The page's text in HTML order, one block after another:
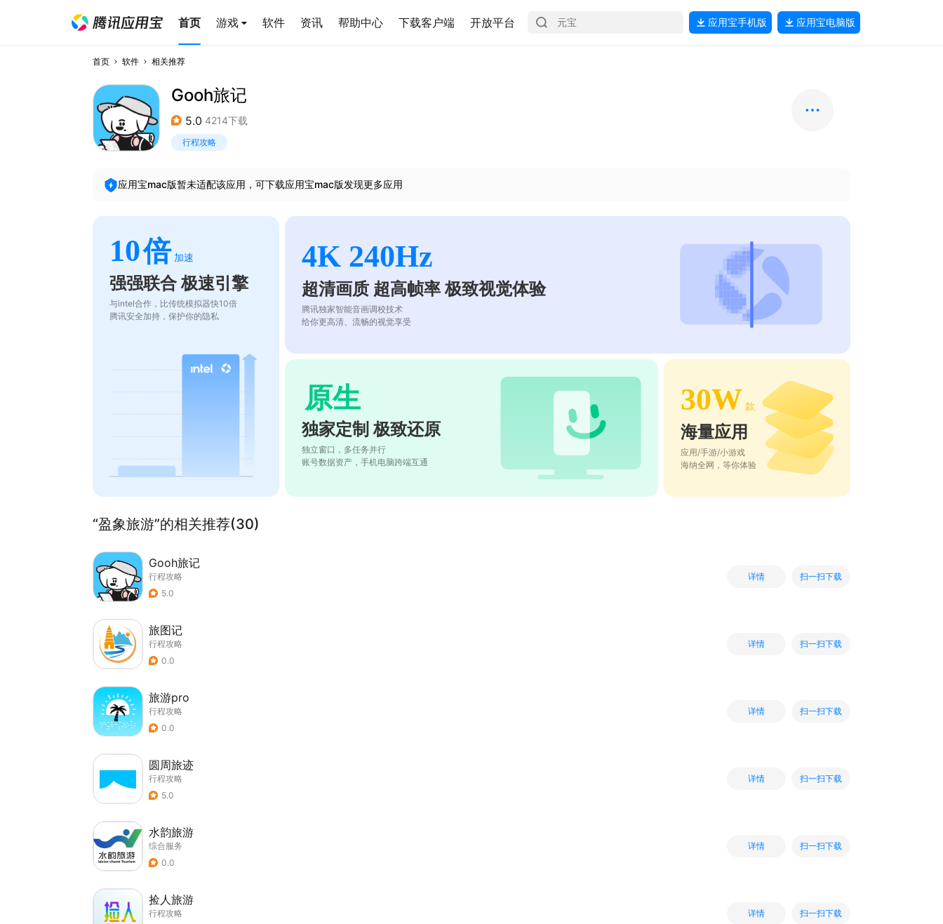
首页 游戏 软件 资讯 帮助中心 下载客户端 开放平台 应用宝手机版 应用宝电脑版
首页 软件 相关推荐
Gooh旅记
5.0 4214下载
行程攻略
应用宝mac版暂未适配该应用，可下载应用宝mac版发现更多应用
10倍 加速
强强联合 极速引擎
与intel合作，比传统模拟器快10倍
腾讯安全加持，保护你的隐私
4K 240Hz
超清画质 超高帧率 极致视觉体验
腾讯独家智能音画调校技术
给你更高清、流畅的视觉享受
原生
独家定制 极致还原
独立窗口，多任务并行
账号数据资产，手机电脑跨端互通
30W 款
海量应用
应用/手游/小游戏
海纳全网，等你体验
“盈象旅游”的相关推荐(30)
Gooh旅记
行程攻略
5.0
详情 扫一扫下载
旅图记
行程攻略
0.0
详情 扫一扫下载
旅游pro
行程攻略
0.0
详情 扫一扫下载
圆周旅迹
行程攻略
5.0
详情 扫一扫下载
水韵旅游
综合服务
0.0
详情 扫一扫下载
捡人旅游
行程攻略
详情 扫一扫下载